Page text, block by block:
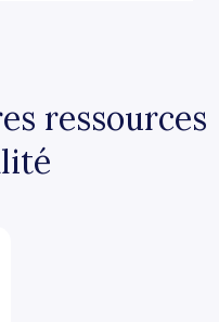
ressources